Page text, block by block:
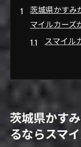
茨城県かすみ
マイルカーズ
スマイル
地域密
スマイル
他社比
実際の利
経験豊かなス
茨城県かす
るならスマ